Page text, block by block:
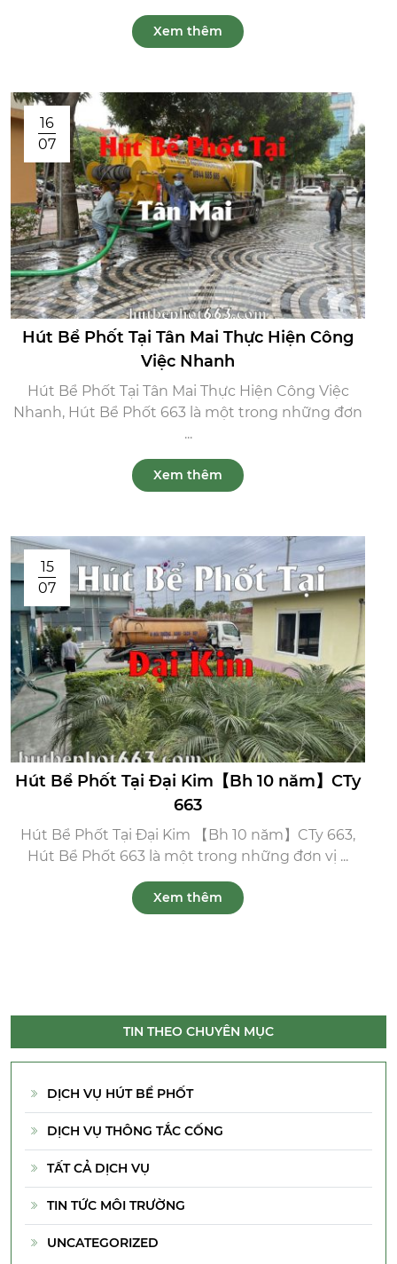
Xem thêm
16
07
Hút Bể Phốt Tại Tân Mai Thực Hiện Công
Việc Nhanh
Hút Bể Phốt Tại Tân Mai Thực Hiện Công Việc
Nhanh, Hút Bể Phốt 663 là một trong những đơn
...
Xem thêm
15
07
Hút Bể Phốt Tại Đại Kim【Bh 10 năm】CTy
663
Hút Bể Phốt Tại Đại Kim 【Bh 10 năm】CTy 663,
Hút Bể Phốt 663 là một trong những đơn vị ...
Xem thêm
TIN THEO CHUYÊN MỤC
DỊCH VỤ HÚT BỂ PHỐT
DỊCH VỤ THÔNG TẮC CỐNG
TẤT CẢ DỊCH VỤ
TIN TỨC MÔI TRƯỜNG
UNCATEGORIZED